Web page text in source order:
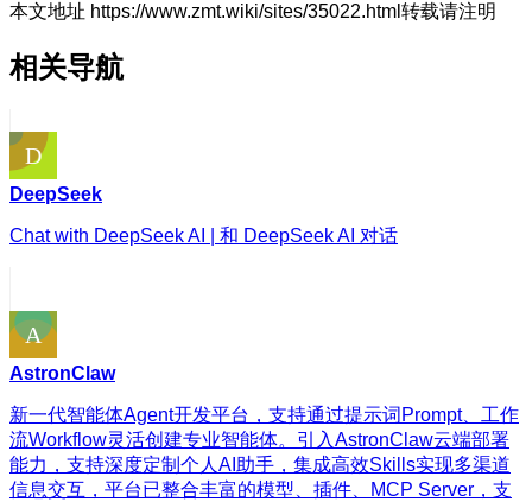
本文地址 https://www.zmt.wiki/sites/35022.html转载请注明
相关导航
DeepSeek
Chat with DeepSeek AI | 和 DeepSeek AI 对话
AstronClaw
新一代智能体Agent开发平台，支持通过提示词Prompt、工作
流Workflow灵活创建专业智能体。引入AstronClaw云端部署
能力，支持深度定制个人AI助手，集成高效Skills实现多渠道
信息交互，平台已整合丰富的模型、插件、MCP Server，支